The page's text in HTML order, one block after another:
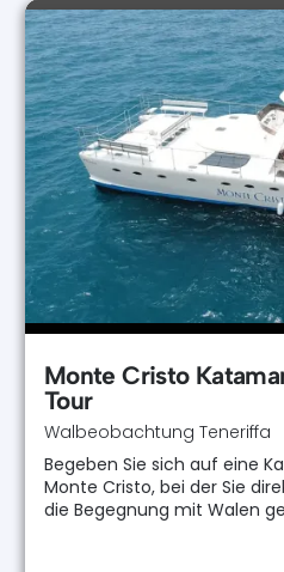
Monte Cristo
Tour
Walbeobachtung Teneriffa
Begeben Sie sich auf eine
Monte Cristo, bei der Sie
die Begegnung mit Walen